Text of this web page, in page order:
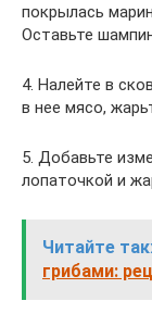
покрылась
Оставьте
4. Налейте в
в нее мясо,
5. Добавьте
лопаточкой и
Читайте
грибами: